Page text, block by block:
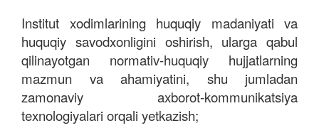
Institut xodimlarining huquqiy madaniyati va
huquqiy savodxonligini oshirish, ularga qabul
qilinayotgan normativ-huquqiy hujjatlarning
mazmun va ahamiyatini, shu jumladan
zamonaviy axborot-kommunikatsiya
texnologiyalari orqali yetkazish;